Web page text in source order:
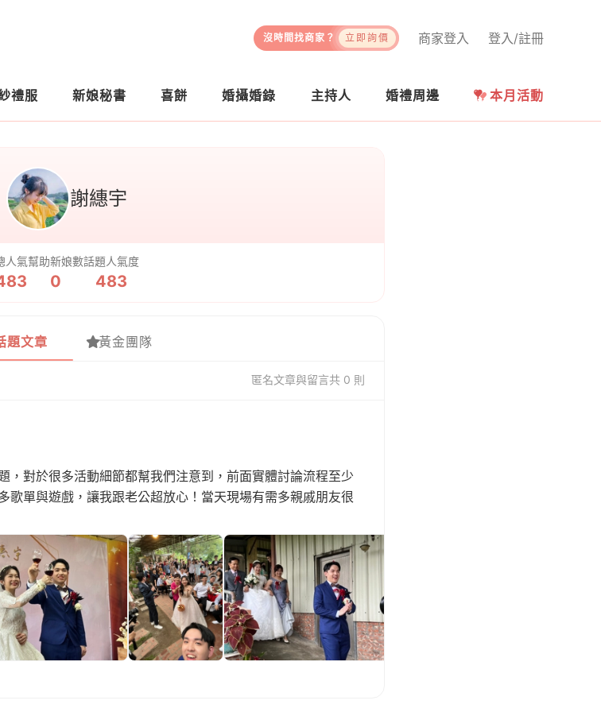
登入/註冊
商家登入
沒時間找商家？ 立即詢價
禮服 新娘秘書 喜餅 婚攝婚錄 主持人 婚禮周邊 本月活動
謝繐宇
人氣幫助新娘數
0
話題人氣度
483
題文章 黃金團隊
匿名文章與留言共 0 則
，對於很多活動細節都幫我們注意到，前面實體討論流程至少
歌單與遊戲，讓我跟老公超放心！當天現場有需多親戚朋友很